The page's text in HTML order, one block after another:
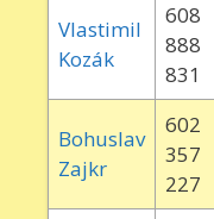
Vlastimil
Kozák
608
888
831
Bohuslav
Zajkr
602
357
227